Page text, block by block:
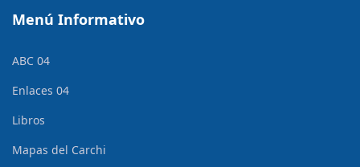
Menú Informativo
ABC 04
Enlaces 04
Libros
Mapas del Carchi